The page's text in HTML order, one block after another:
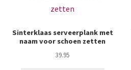
Sinterklaas serveerplank met
naam voor schoen zetten
39.95